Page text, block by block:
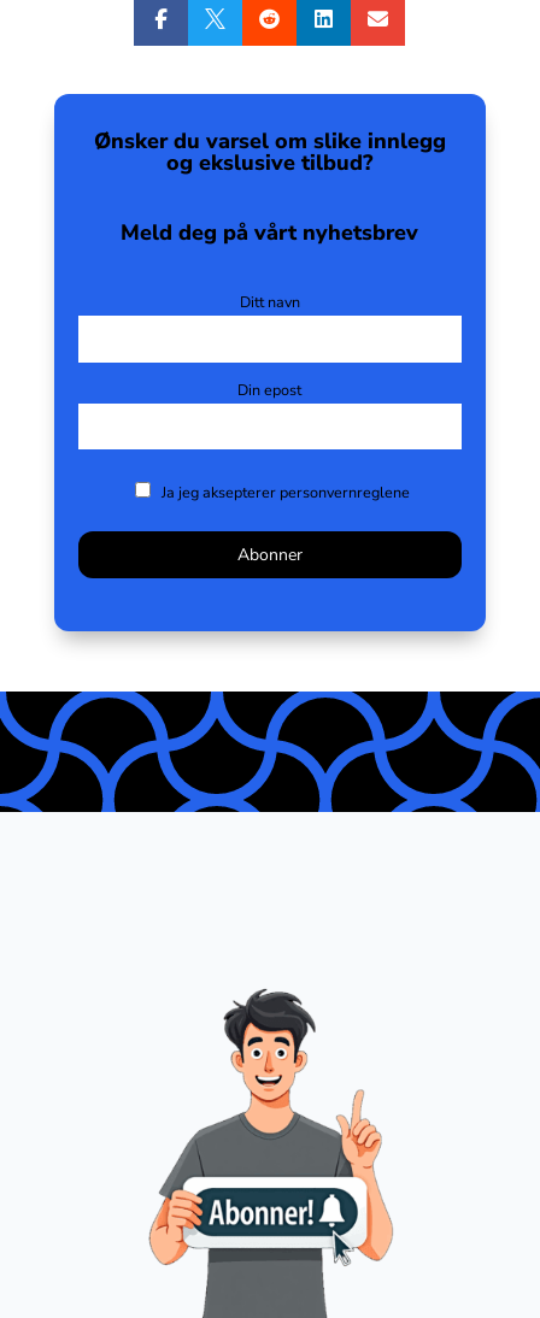
    
Ønsker du varsel om slike innlegg
og ekslusive tilbud?
Meld deg på vårt nyhetsbrev
Ditt navn
Din epost
Ja jeg aksepterer personvernreglene